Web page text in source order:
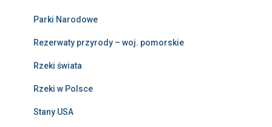
Parki Narodowe
Rezerwaty przyrody – woj. pomorskie
Rzeki świata
Rzeki w Polsce
Stany USA